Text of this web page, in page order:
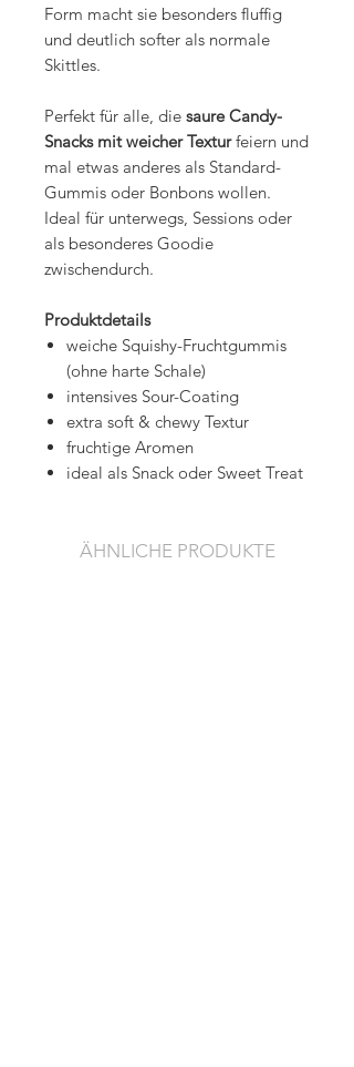
Form macht sie besonders fluffig
und deutlich softer als normale
Skittles.
Perfekt für alle, die saure Candy-
Snacks mit weicher Texturfeiern und
mal etwas anderes als Standard-
Gummis oder Bonbons wollen.
Ideal für unterwegs, Sessions oder
als besonderes Goodie
zwischendurch.
Produktdetails
weiche Squishy-Fruchtgummis
(ohne harte Schale)
intensives Sour-Coating
extra soft & chewy Textur
fruchtige Aromen
ideal als Snack oder Sweet Treat
ÄHNLICHE PRODUKTE